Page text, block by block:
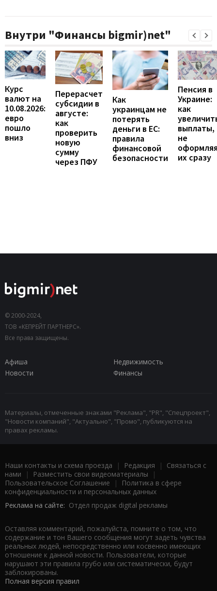
Внутри "Финансы bigmir)net"
Курс
валют на
10.08.2026:
евро
пошло
вниз
Перерасчет
субсидии в
августе:
как
проверить
новую
сумму
через ПФУ
Как
украинцам не
потерять
деньги в ЕС:
правила
финансовой
безопасности
Пенсия в
Украине:
как
выплаты,
не
их сразу
© 2000-2024,
ТОВ «КЕПРЕЙТ ПАРТНЕРС».
Все права защищены.
Афиша
Недвижимость
Новости
Финансы
Материалы, отмеченные знаками "Реклама", "PR", "Спецпроект",
"Новости компаний", "Актуально", "Промо", публикуются на
правах рекламы.
Наши контакты и схема проезда | Редакция | Связаться с
нами | Разместить свои видеоматериалы |
Пользовательское Соглашение |
Политика в сфере
конфиденциальности и персональных данных
Реклама на сайте: Отдел продаж digital рекламы
Оставляя комментарий, пожалуйста, помните о том, что
содержание и тон Вашего сообщения могут задеть чувства
реальных людей, непосредственно или косвенно имеющих
отношение к данной новости. Пользователи, которые
нарушают эти правила грубо или систематически, будут
заблокированы.
Полная версия правил